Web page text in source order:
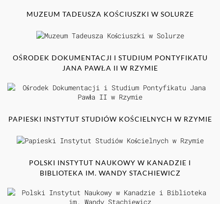
MUZEUM TADEUSZA KOŚCIUSZKI W SOLURZE
OŚRODEK DOKUMENTACJI I STUDIUM PONTYFIKATU
JANA PAWŁA II W RZYMIE
PAPIESKI INSTYTUT STUDIÓW KOŚCIELNYCH W RZYMIE
POLSKI INSTYTUT NAUKOWY W KANADZIE I
BIBLIOTEKA IM. WANDY STACHIEWICZ